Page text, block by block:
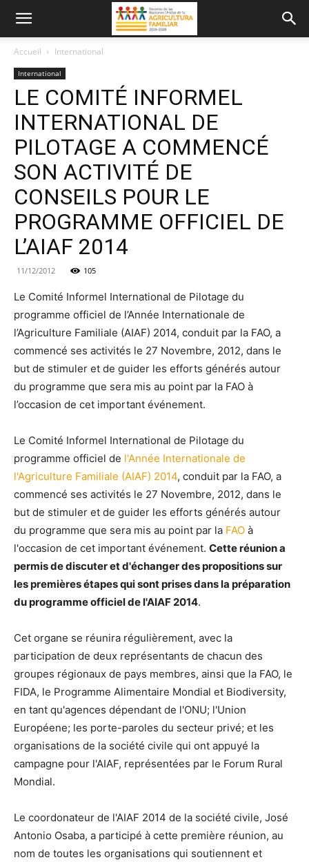
Accueil International
International
LE COMITÉ INFORMEL
INTERNATIONAL DE
PILOTAGE A COMMENCÉ
SON ACTIVITÉ DE
CONSEILS POUR LE
PROGRAMME OFFICIEL DE
L’AIAF 2014
11/12/2012 105
Le Comité Informel International de Pilotage du
programme officiel de l’Année Internationale de
l’Agriculture Familiale (AIAF) 2014, conduit par la FAO, a
commencé ses activités le 27 Novembre, 2012, dans le
but de stimuler et de guider les efforts générés autour
du programme que sera mis au point par la FAO à
l’occasion de cet important événement.
Le Comité Informel International de Pilotage du
programme officiel de l'Année Internationale de
l'Agriculture Familiale (AIAF) 2014, conduit par la FAO, a
commencé ses activités le 27 Novembre, 2012, dans le
but de stimuler et de guider les efforts générés autour
du programme que sera mis au point par la FAO à
l'occasion de cet important événement. Cette réunion a
permis de discuter et d'échanger des propositions sur
les premières étapes qui sont prises dans la préparation
du programme officiel de l'AIAF 2014.
Cet organe se réunira régulièrement, avec la
participation de deux représentants de chacun des
groupes régionaux de pays membres, ainsi que la FAO, le
FIDA, le Programme Alimentaire Mondial et Biodiversity,
en tant qu'agences dépendant de l'ONU; l'Union
Européene; les porte-paroles du secteur privé; et les
organisations de la société civile qui ont appuyé la
campagne pour l'AIAF, représentées par le Forum Rural
Mondial.
Le coordonateur de l'AIAF 2014 de la société civile, José
Antonio Osaba, a participé à cette première réunion, au
nom de toutes les organisations qui soutiennent et